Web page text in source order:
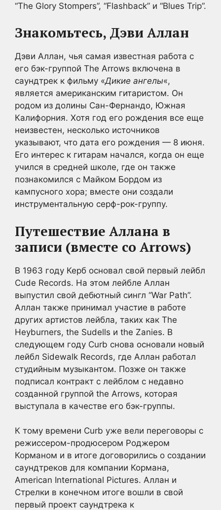
“The Glory Stompers”, “Flashback” и “Blues Trip”.
Знакомьтесь, Дэви Аллан
Дэви Аллан, чья самая известная работа с
его бэк-группой The Arrows включена в
саундтрек к фильму «Дикие ангелы«,
является американским гитаристом. Он
родом из долины Сан-Фернандо, Южная
Калифорния. Хотя год его рождения все еще
неизвестен, несколько источников
указывают, что дата его рождения — 8 июня.
Его интерес к гитарам начался, когда он еще
учился в средней школе, где он также
познакомился с Майком Бордом из
кампусного хора; вместе они создали
инструментальную серф-рок-группу.
Путешествие Аллана в
записи (вместе со Arrows)
В 1963 году Керб основал свой первый лейбл
Cude Records. На этом лейбле Аллан
выпустил свой дебютный сингл “War Path”.
Аллан также принимал участие в работе
других артистов лейбла, таких как The
Heyburners, the Sudells и the Zanies. В
следующем году Curb снова основали новый
лейбл Sidewalk Records, где Аллан работал
студийным музыкантом. Позже он также
подписал контракт с лейблом с недавно
созданной группой the Arrows, которая
выступала в качестве его бэк-группы.
К тому времени Curb уже вели переговоры с
режиссером-продюсером Роджером
Корманом и в итоге договорились о создании
саундтреков для компании Кормана,
American International Pictures. Аллан и
Стрелки в конечном итоге вошли в свой
первый проект саундтрека к